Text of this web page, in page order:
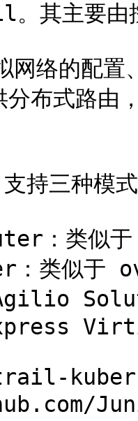
其主要
络的配置
式路由，
持三种模式
：类似于
：类似于